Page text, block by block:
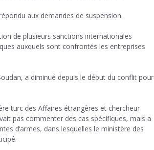
aux demandes de suspension.
de plusieurs sanctions internationales
auxquels sont confrontés les entreprises
a diminué depuis le début du conflit pour
turc des Affaires étrangères et chercheur
pas commenter des cas spécifiques, mais a
d’armes, dans lesquelles le ministère des